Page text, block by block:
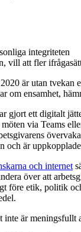
vill att fler
är utan
om ensamhet,
gjort ett digitalt
via Teams
och är
och internet
över att
före etik, politik
inte är